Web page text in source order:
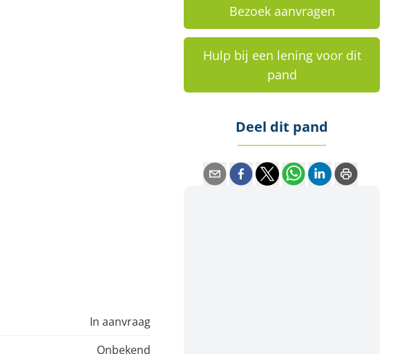
In aanvraag
Onbekend
Bezoek aanvragen
Hulp bij een lening voor dit
pand
Deel dit pand